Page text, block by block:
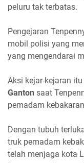
peluru tak terbatas.
Pengejaran
mobil polisi yang
yang mengendarai
Aksi kejar-kejaran
Ganton saat
pemadam
Dengan tubuh
truk pemadam
telah menjaga kota